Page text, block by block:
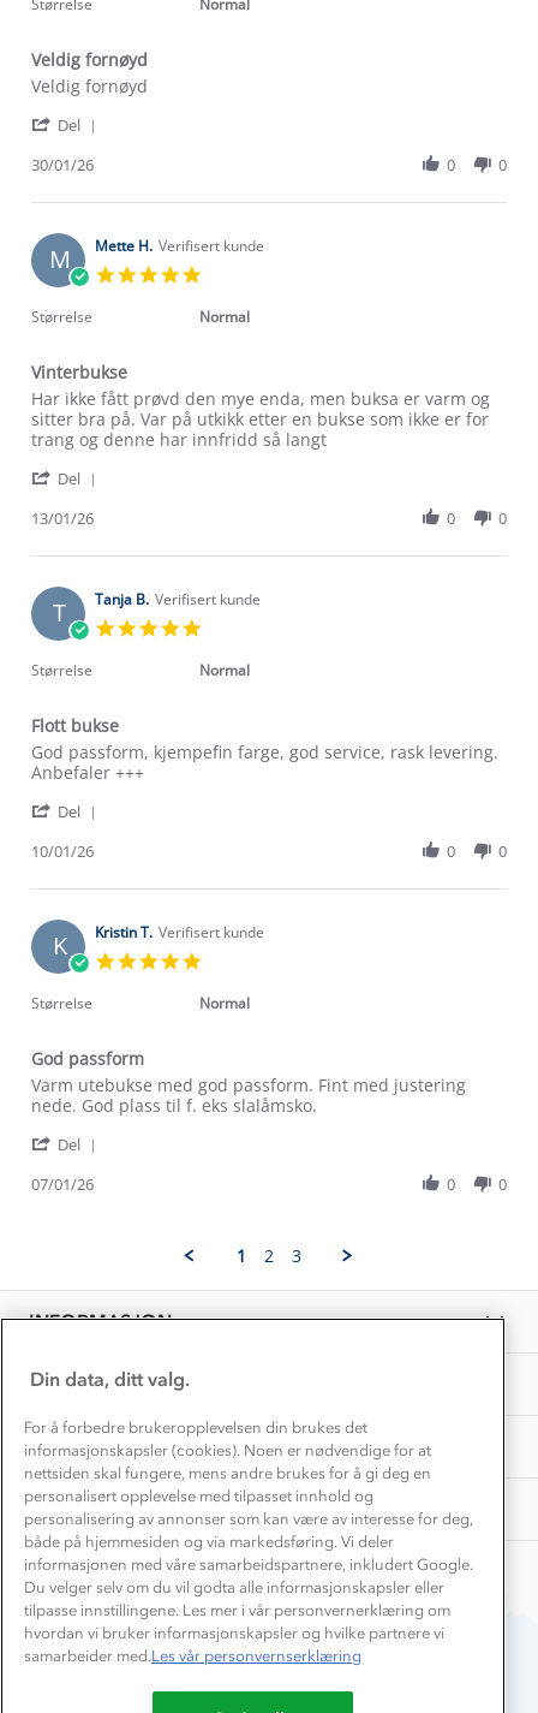
Veldig fornøyd
Review
Unni
on
Jan
review
Veldig
Veldig fornøyd
Del
Unni
on
30
Jan
30/01/26 0 0
M Mette H. Verifisert kunde
rating
Størrelse Normal
Vinterbukse
Review
by
Mette
on
Jan
review
stating
Vinterbukse
Har ikke fått prøvd den mye enda, men buksa er varm og
sitter bra på. Var på utkikk etter en bukse som ikke er for
trang og denne har innfridd så langt
Del
Mette
on
13
Jan
13/01/26 0 0
T Tanja B. Verifisert kunde
rating
Størrelse Normal
Flott bukse
Review
by
B.
10
2026
review
stating
bukse
God passform, kjempefin farge, god service, rask levering.
Anbefaler +++
Del
Tanja
on
10
Jan
10/01/26 0 0
K Kristin T. Verifisert kunde
rating
Størrelse Normal
God passform
Review
by
T.
7
review
stating
passform
Varm utebukse med god passform. Fint med justering
nede. God plass til f. eks slalåmsko.
Del
7
2026
07/01/26 0 0
1 2 3
INFORMASJON
Kundeservice
Kontakt oss
Konkurransevinnere
Kundeklubb
Bedrift, barnehage og SFO
Presse
OM OSS
Verdigrunnlag
Klima og miljø
Dyreetikk
1% til samfunnet
Samarbeide med oss?
TIPS OG RÅD
Dette trenger du til barnehagen
Gravidklær
Hvordan velge riktig turtøy?
Store størrelser
Turmat oppskrifter
Beredskap
AKTIVITETER
Norgesferie 🇳🇴
Få turinspirasjon og tips her⛰
Overnatte utendørs⛺
Leirskole 🥾
Barnehageansatt
Tips til hyttetur
Du betaler enkelt med
Din data, ditt valg.
For å forbedre brukeropplevelsen din brukes det
informasjonskapsler (cookies). Noen er nødvendige for at
nettsiden skal fungere, mens andre brukes for å gi deg en
personalisert opplevelse med tilpasset innhold og
personalisering av annonser som kan være av interesse for deg,
både på hjemmesiden og via markedsføring. Vi deler
informasjonen med våre samarbeidspartnere, inkludert Google.
Du velger selv om du vil godta alle informasjonskapsler eller
tilpasse innstillingene. Les mer i vår personvernerklæring om
hvordan vi bruker informasjonskapsler og hvilke partnere vi
samarbeider med.Les vår personvernserklæring